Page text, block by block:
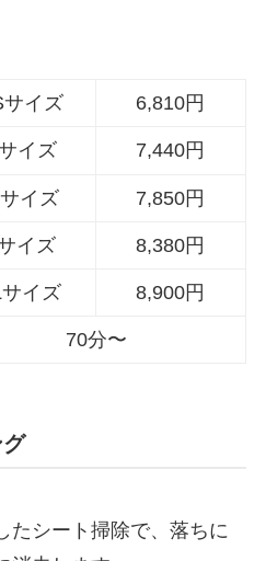
サイズ 6,810円
イズ 7,440円
イズ 7,850円
イズ 8,380円
イズ 8,900円
70分〜
たシート掃除で、落ちに